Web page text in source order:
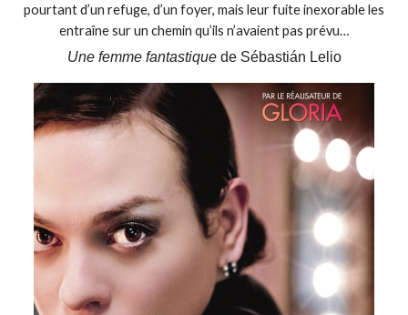
pourtant d’un refuge, d’un foyer, mais leur fuite inexorable les
entraîne sur un chemin qu’ils n’avaient pas prévu…
Une femme fantastique de Sébastián Lelio